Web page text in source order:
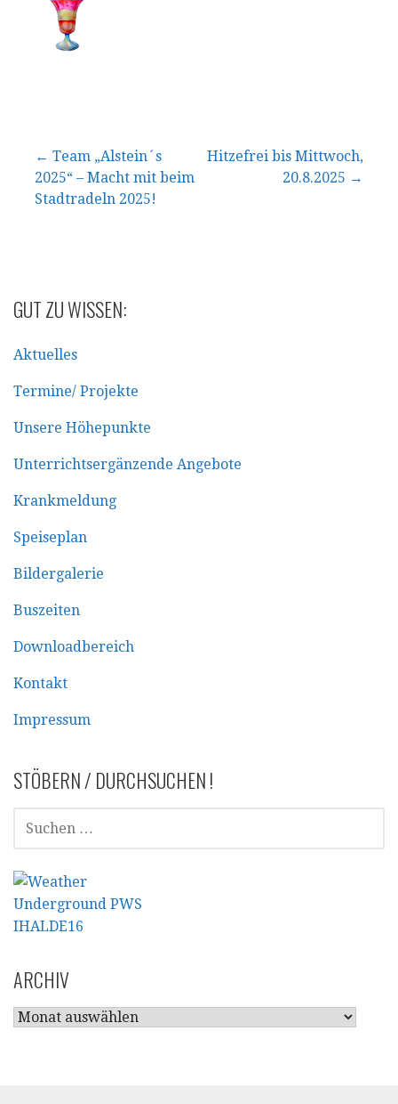
Beitragsnavigation
← Team „Alstein´s
2025“ – Macht mit beim
Stadtradeln 2025!
Hitzefrei bis Mittwoch,
20.8.2025 →
GUT ZU WISSEN:
Aktuelles
Termine/ Projekte
Unsere Höhepunkte
Unterrichtsergänzende Angebote
Krankmeldung
Speiseplan
Bildergalerie
Buszeiten
Downloadbereich
Kontakt
Impressum
STÖBERN / DURCHSUCHEN !
SUCHEN
NACH:
ARCHIV
ARCHIV